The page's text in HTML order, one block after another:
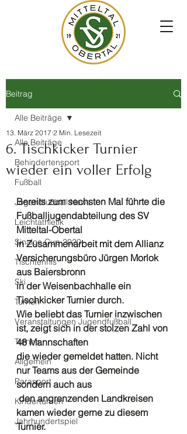
Beitrag
Alle Beiträge
Behindertensport
Fußball
Jugendfußball News
Leichtathletik
Sinalco Cup 2020
Tischtennis
Ski
Turnen
Veranstaltungen Jugendfußball
Turnen
Allgemein
Parasport
Kinderturnen
Jahrhundertspiel
Alle Beiträge
6. Tischkicker Turnier
wieder ein voller Erfolg
13. März 2017 2 Min. Lesezeit
Bereits zum sechsten Mal führte die
Fußballjugendabteilung des SV
Mitteltal-Obertal
in Zusammenarbeit mit dem Allianz
Versicherungsbüro Jürgen Morlok
aus Baiersbronn
in der Weisenbachhalle ein
Tischkicker Turnier durch.
Wie beliebt das Turnier inzwischen
ist, zeigt sich in der stolzen Zahl von
48 Mannschaften
die wieder gemeldet hatten. Nicht
nur Teams aus der Gemeinde
sondern auch aus
den angrenzenden Landkreisen
kamen wieder gerne zu diesem
Turnier.